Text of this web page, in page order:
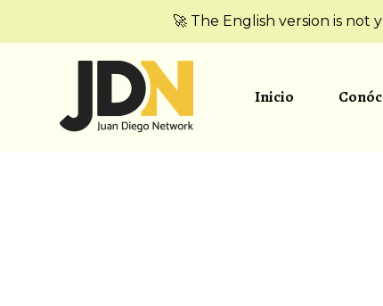
🚀 The English version is not
Inicio